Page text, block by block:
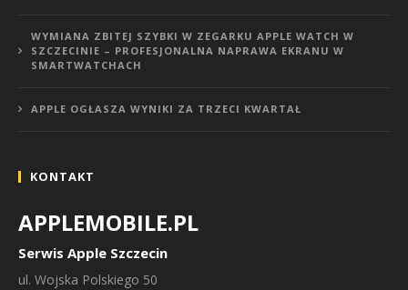
WYMIANA ZBITEJ SZYBKI W ZEGARKU APPLE WATCH W
SZCZECINIE – PROFESJONALNA NAPRAWA EKRANU W
SMARTWATCHACH
APPLE OGŁASZA WYNIKI ZA TRZECI KWARTAŁ
KONTAKT
APPLEMOBILE.PL
Serwis Apple Szczecin
ul. Wojska Polskiego 50